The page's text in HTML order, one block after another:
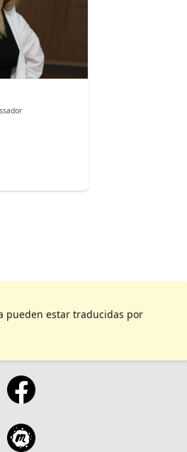
pueden estar traducidas por